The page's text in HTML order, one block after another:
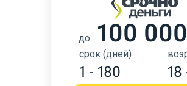
до 100
срок (дней)
1 - 180 18